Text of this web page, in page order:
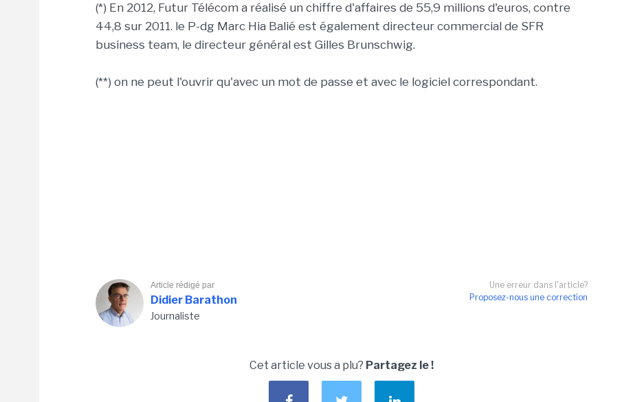
(*) En 2012, Futur Télécom a réalisé un chiffre d'affaires de 55,9 millions d'euros, contre
44,8 sur 2011. le P-dg Marc Hia Balié est également directeur commercial de SFR
business team, le directeur général est Gilles Brunschwig.
(**) on ne peut l'ouvrir qu'avec un mot de passe et avec le logiciel correspondant.
Une erreur dans l'article?
Proposez-nous une correction
Article rédigé par
Didier Barathon
Journaliste
Cet article vous a plu? Partagez le !